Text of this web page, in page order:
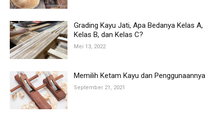
Grading Kayu Jati, Apa Bedanya Kelas A,
Kelas B, dan Kelas C?
Mei 13, 2022
Memilih Ketam Kayu dan Penggunaannya
September 21, 2021